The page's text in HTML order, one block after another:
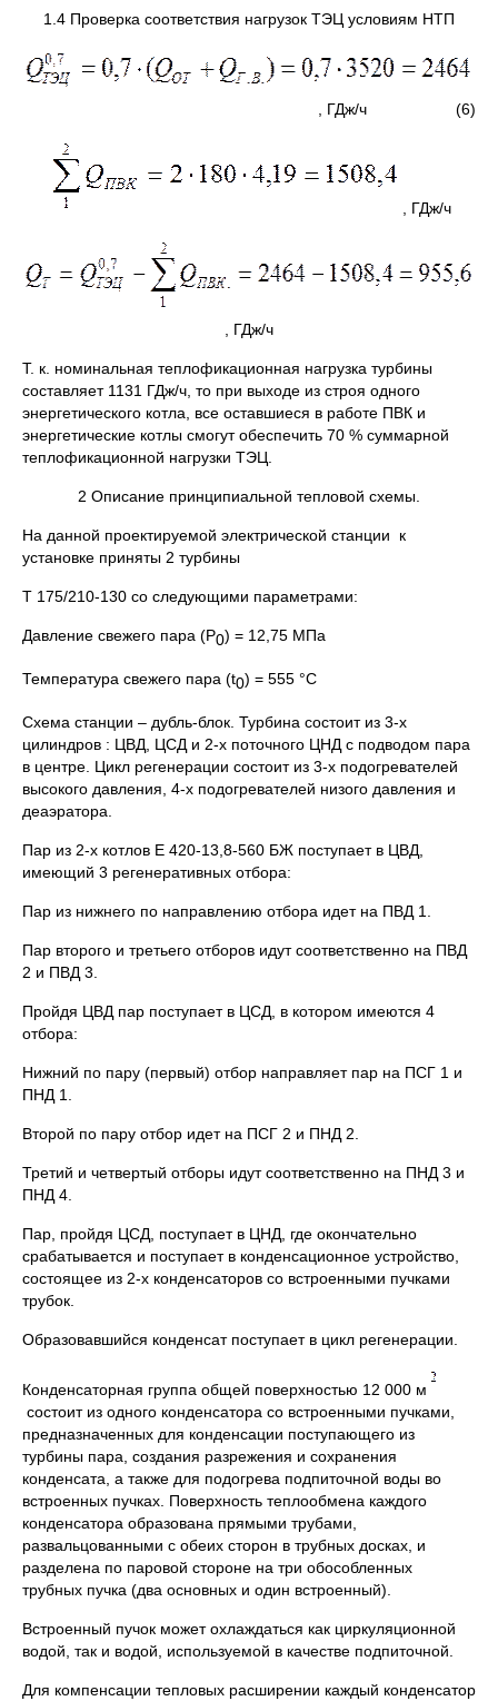
1.4 Проверка соответствия нагрузок ТЭЦ условиям НТП
, ГДж/ч (6)
, ГДж/ч
, ГДж/ч
Т. к. номинальная теплофикационная нагрузка турбины
составляет 1131 ГДж/ч, то при выходе из строя одного
энергетического котла, все оставшиеся в работе ПВК и
энергетические котлы смогут обеспечить 70 % суммарной
теплофикационной нагрузки ТЭЦ.
2 Описание принципиальной тепловой схемы.
На данной проектируемой электрической станции к
установке приняты 2 турбины
Т 175/210-130 со следующими параметрами:
Давление свежего пара (Р0) = 12,75 МПа
Температура свежего пара (t0) = 555 °C
Схема станции – дубль-блок. Турбина состоит из 3-х
цилиндров : ЦВД, ЦСД и 2-х поточного ЦНД с подводом пара
в центре. Цикл регенерации состоит из 3-х подогревателей
высокого давления, 4-х подогревателей низого давления и
деаэратора.
Пар из 2-х котлов Е 420-13,8-560 БЖ поступает в ЦВД,
имеющий 3 регенеративных отбора:
Пар из нижнего по направлению отбора идет на ПВД 1.
Пар второго и третьего отборов идут соответственно на ПВД
2 и ПВД 3.
Пройдя ЦВД пар поступает в ЦСД, в котором имеются 4
отбора:
Нижний по пару (первый) отбор направляет пар на ПСГ 1 и
ПНД 1.
Второй по пару отбор идет на ПСГ 2 и ПНД 2.
Третий и четвертый отборы идут соответственно на ПНД 3 и
ПНД 4.
Пар, пройдя ЦСД, поступает в ЦНД, где окончательно
срабатывается и поступает в конденсационное устройство,
состоящее из 2-х конденсаторов со встроенными пучками
трубок.
Образовавшийся конденсат поступает в цикл регенерации.
Конденсаторная группа общей поверхностью 12 000 м
состоит из одного конденсатора со встроенными пучками,
предназначенных для конденсации поступающего из
турбины пара, создания разрежения и сохранения
конденсата, а также для подогрева подпиточной воды во
встроенных пучках. Поверхность теплообмена каждого
конденсатора образована прямыми трубами,
развальцованными с обеих сторон в трубных досках, и
разделена по паровой стороне на три обособленных
трубных пучка (два основных и один встроенный).
Встроенный пучок может охлаждаться как циркуляционной
водой, так и водой, используемой в качестве подпиточной.
Для компенсации тепловых расширении каждый конденсатор